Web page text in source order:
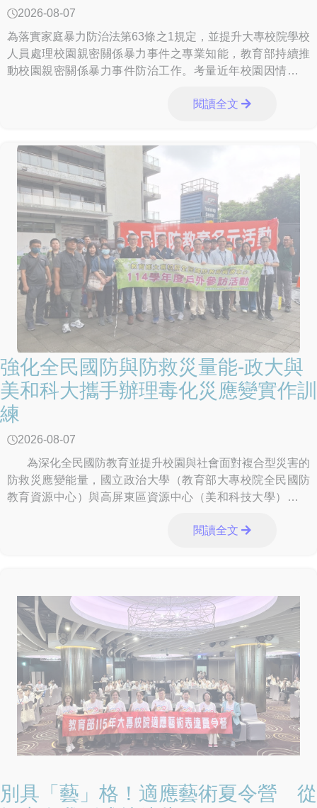
2026-08-07
為落實家庭暴力防治法第63條之1規定，並提升大專校院學校
人員處理校園親密關係暴力事件之專業知能，教育部持續推
動校園親密關係暴力事件防治工作。考量近年校園因情感發
閱讀全文
強化全民國防與防救災量能-政大與
美和科大攜手辦理毒化災應變實作訓
練
2026-08-07
為深化全民國防教育並提升校園與社會面對複合型災害的
防救災應變能量，國立政治大學（教育部大專校院全民國防
教育資源中心）與高屏東區資源中心（美和科技大學）跨域
閱讀全文
別具「藝」格！適應藝術夏令營 從